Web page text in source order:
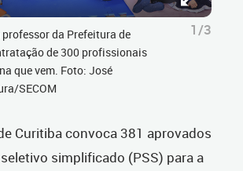
professor da Prefeitura de
de 300 profissionais
que vem. Foto: José
SECOM
1/3
Curitiba convoca 381 aprovados
simplificado (PSS) para a